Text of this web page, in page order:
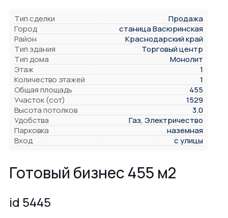
Тип сделки
Продажа
Город
станица Васюринская
Район
Краснодарский край
Тип здания
Торговый центр
Тип дома
Монолит
Этаж
1
Количество этажей
1
Общая площадь
455
Участок (сот)
1529
Высота потолков
3.0
Удобства
Газ, Электричество
Парковка
наземная
Вход
с улицы
Готовый бизнес 455 м2
id 5445